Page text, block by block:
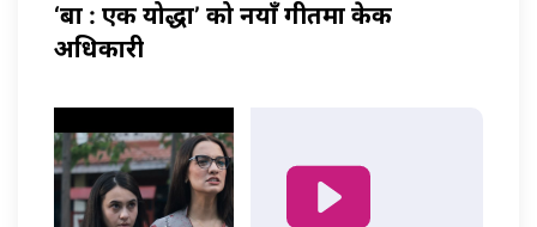
‘बा : एक योद्धा’ को नयाँ गीतमा केकी
अधिकारी